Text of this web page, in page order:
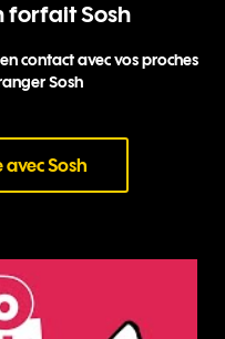
forfait Sosh
contact avec vos proches
Sosh
Sosh